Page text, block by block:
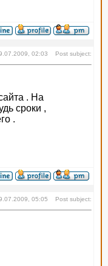
02:03 Post subject:
. На
сроки ,
.
05:05 Post subject: